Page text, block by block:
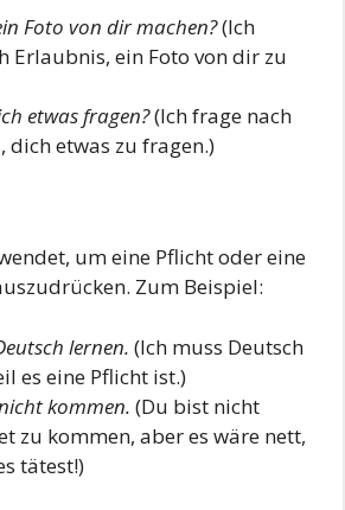
Foto von dir machen?(Ich
Erlaubnis, ein Foto von dir zu
etwas fragen?(Ich frage nach
dich etwas zu fragen.)
um eine Pflicht oder eine
Zum Beispiel:
lernen. (Ich muss Deutsch
es eine Pflicht ist.)
kommen. (Du bist nicht
zu kommen, aber es wäre nett,
tätest!)